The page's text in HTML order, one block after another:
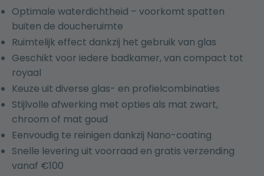
Optimale waterdichtheid – voorkomt spatten
buiten de doucheruimte
Ruimtelijk effect dankzij het gebruik van glas
Geschikt voor iedere badkamer, van compact tot
royaal
Keuze uit diverse glas- en profielcombinaties
Stijlvolle afwerking met opties als mat zwart,
chroom of mat goud
Eenvoudig te reinigen dankzij Nano-coating
Snelle levering uit voorraad en gratis verzending
vanaf €100